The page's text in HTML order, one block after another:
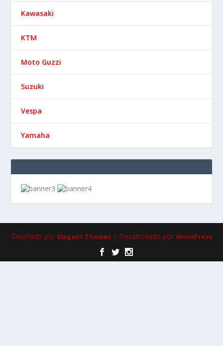
Kawasaki
KTM
Moto Guzzi
Suzuki
Vespa
Yamaha
Diseñado por Elegant Themes| Desarrollado por WordPress